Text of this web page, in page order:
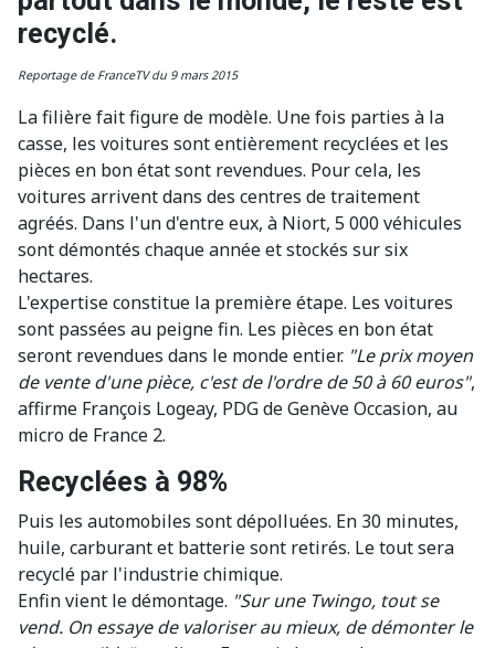
recyclé.
Reportage de FranceTV du 9 mars 2015
La filière fait figure de modèle. Une fois parties à la
casse, les voitures sont entièrement recyclées et les
pièces en bon état sont revendues. Pour cela, les
voitures arrivent dans des centres de traitement
agréés. Dans l'un d'entre eux, à Niort, 5 000 véhicules
sont démontés chaque année et stockés sur six
hectares.
L'expertise constitue la première étape. Les voitures
sont passées au peigne fin. Les pièces en bon état
seront revendues dans le monde entier. "Le prix moyen
de vente d'une pièce, c'est de l'ordre de 50 à 60 euros",
affirme François Logeay, PDG de Genève Occasion, au
micro de France 2.
Recyclées à 98%
Puis les automobiles sont dépolluées. En 30 minutes,
huile, carburant et batterie sont retirés. Le tout sera
recyclé par l'industrie chimique.
Enfin vient le démontage. "Sur une Twingo, tout se
vend. On essaye de valoriser au mieux, de démonter le